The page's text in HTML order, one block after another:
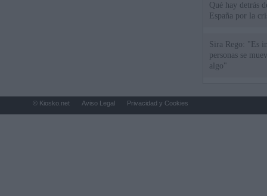
Qué hay detrás
España por la
Sira Rego: "Es
personas se
algo"
© Kiosko.net Aviso Legal Privacidad y Cookies